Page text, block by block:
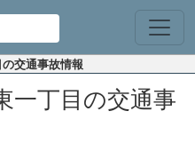
交通事故情報
一丁目の交通事